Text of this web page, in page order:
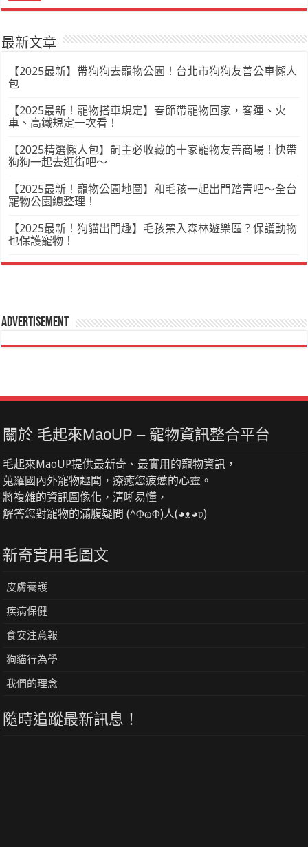
最新文章
【2025最新】帶狗狗去寵物公園！台北市狗狗友善公車懶人
包
【2025最新！寵物搭車規定】春節帶寵物回家，客運、火
車、高鐵規定一次看！
【2025精選懶人包】飼主必收藏的十家寵物友善商場！快帶
狗狗一起去逛街吧～
【2025最新！寵物公園地圖】和毛孩一起出門踏青吧～全台
寵物公園總整理！
【2025最新！狗貓出門趣】毛孩禁入森林遊樂區？保護動物
也保護寵物！
Advertisement
關於 毛起來MaoUP – 寵物資訊整合平台
毛起來MaoUP提供最新奇、最實用的寵物資訊，
蒐羅國內外寵物趣聞，療癒您疲憊的心靈。
將複雜的資訊圖像化，清晰易懂，
解答您對寵物的滿腹疑問 (^ΦωΦ)人(◕ᴥ◕ʋ)
新奇實用毛圖文
皮膚養護
疾病保健
食安注意報
狗貓行為學
我們的理念
隨時追蹤最新訊息！